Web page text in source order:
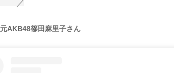
元AKB48篠田麻里子さん